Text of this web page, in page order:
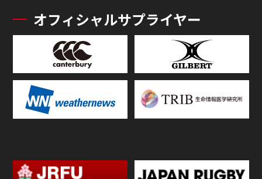
オフィシャルサプライヤー